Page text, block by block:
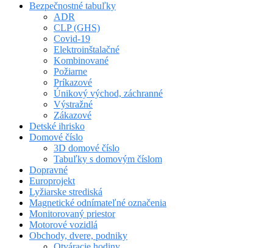
Bezpečnostné tabuľky
ADR
CLP (GHS)
Covid-19
Elektroinštalačné
Kombinované
Požiarne
Príkazové
Únikový východ, záchranné
Výstražné
Zákazové
Detské ihrisko
Domové číslo
3D domové číslo
Tabuľky s domovým číslom
Dopravné
Europrojekt
Lyžiarske strediská
Magnetické odnímateľné označenia
Monitorovaný priestor
Motorové vozidlá
Obchody, dvere, podniky